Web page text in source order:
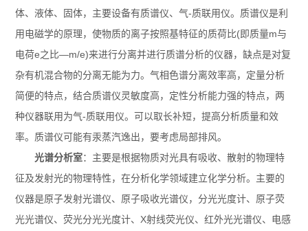
体、液体、固体，主要设备有质谱仪、气-质联用仪。质谱仪是利
用电磁学的原理，使物质的离子按照基特征的质荷比(即质量m与
电荷e之比—m/e)来进行分离并进行质谱分析的仪器，缺点是对复
杂有机混合物的分离无能为力。气相色谱分离效率高，定量分析
简便的特点，结合质谱仪灵敏度高，定性分析能力强的特点，两
种仪器联用为气-质联用仪。可以取长补短，提高分析质量和效
率。质谱仪可能有汞蒸汽逸出，要考虑局部排风。
光谱分析室：主要是根据物质对光具有吸收、散射的物理特
征及发射光的物理特性，在分析化学领域建立化学分析。主要的
仪器是原子发射光谱仪、原子吸收光谱仪，分光光度计、原子荧
光光谱仪、荧光分光光度计、X射线荧光仪、红外光光谱仪、电感